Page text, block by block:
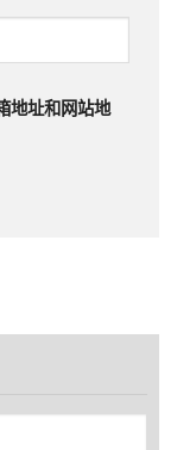
地址和网站地